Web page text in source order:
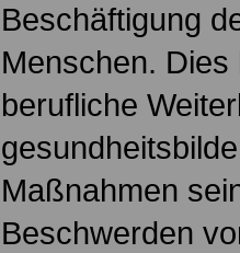
Beschäftigung
Menschen.
berufliche
Maßnahmen
Beschwerden